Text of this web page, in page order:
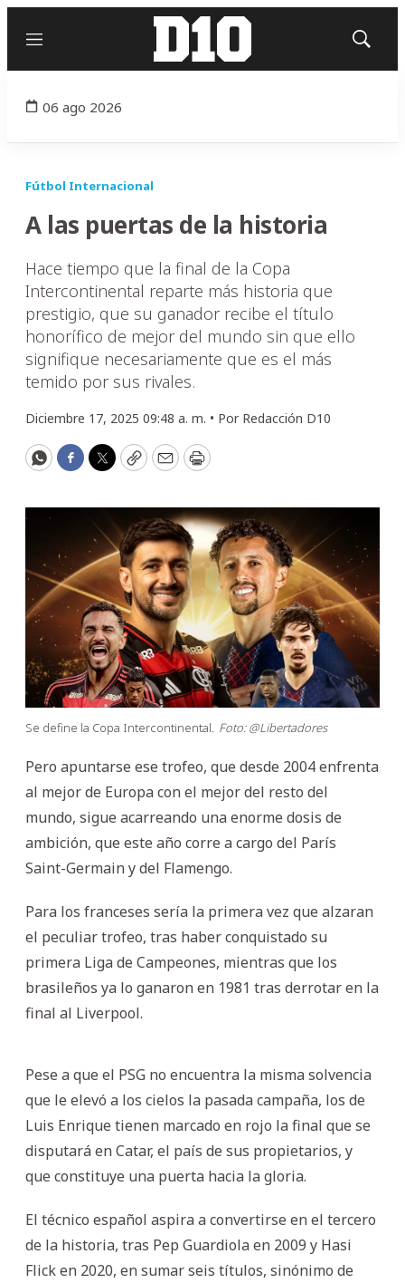
Menú
Mostrar
06 ago 2026
Fútbol Internacional
A las puertas de la historia
Hace tiempo que la final de la Copa
Intercontinental reparte más historia que
prestigio, que su ganador recibe el título
honorífico de mejor del mundo sin que ello
signifique necesariamente que es el más
temido por sus rivales.
Diciembre 17, 2025 09:48 a. m. • Por Redacción D10
WhatsApp
Facebook
Twitter
CopyEmailPrint
Se define la Copa Intercontinental. Foto: @Libertadores
Pero apuntarse ese trofeo, que desde 2004 enfrenta
al mejor de Europa con el mejor del resto del
mundo, sigue acarreando una enorme dosis de
ambición, que este año corre a cargo del París
Saint-Germain y del Flamengo.
Para los franceses sería la primera vez que alzaran
el peculiar trofeo, tras haber conquistado su
primera Liga de Campeones, mientras que los
brasileños ya lo ganaron en 1981 tras derrotar en la
final al Liverpool.
Pese a que el PSG no encuentra la misma solvencia
que le elevó a los cielos la pasada campaña, los de
Luis Enrique tienen marcado en rojo la final que se
disputará en Catar, el país de sus propietarios, y
que constituye una puerta hacia la gloria.
El técnico español aspira a convertirse en el tercero
de la historia, tras Pep Guardiola en 2009 y Hasi
Flick en 2020, en sumar seis títulos, sinónimo de